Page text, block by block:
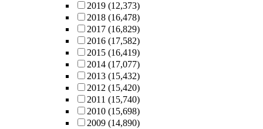
2019 (12,373)
2018 (16,478)
2017 (16,829)
2016 (17,582)
2015 (16,419)
2014 (17,077)
2013 (15,432)
2012 (15,420)
2011 (15,740)
2010 (15,698)
2009 (14,890)